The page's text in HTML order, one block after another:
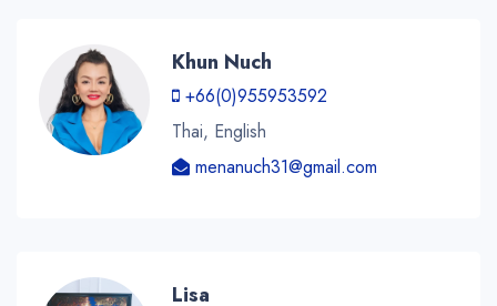
Khun Nuch
+66(0)955953592
Thai, English
menanuch31@gmail.com
Lisa